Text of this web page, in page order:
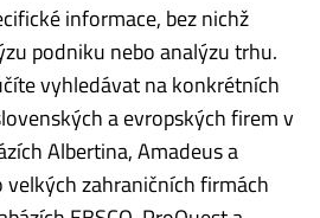
informace, bez nichž
podniku nebo analýzu trhu.
vyhledávat na konkrétních
a evropských firem v
Albertina, Amadeus a
velkých zahraničních firmách